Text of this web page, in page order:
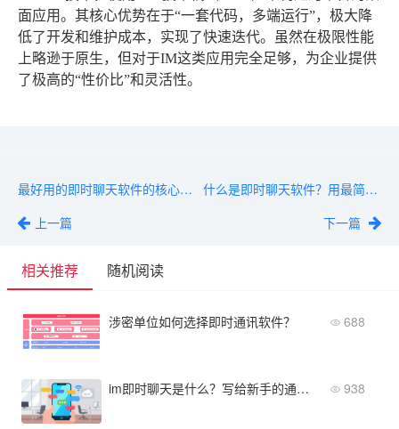
面应用。其核心优势在于“一套代码，多端运行”，极大降
低了开发和维护成本，实现了快速迭代。虽然在极限性能
上略逊于原生，但对于IM这类应用完全足够，为企业提供
了极高的“性价比”和灵活性。
最好用的即时聊天软件的核心作用与实际应用场景解析
上一篇
什么是即时聊天软件？用最简单的话讲清核心概念与功能
下一篇
相关推荐 随机阅读
涉密单位如何选择即时通讯软件？ 688
im即时聊天是什么？写给新手的通俗易懂解释 938